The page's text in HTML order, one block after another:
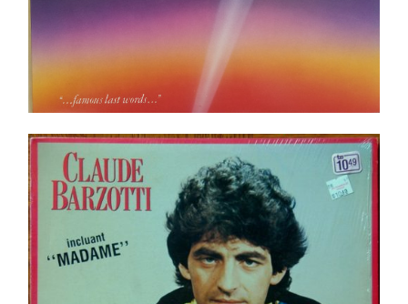
Claude Barzotti – Beau, J’s’rai Jamais Beau _ LP
Ajouter au panier